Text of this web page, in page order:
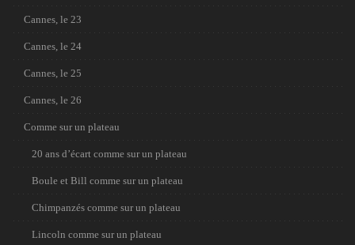
Cannes, le 23
Cannes, le 24
Cannes, le 25
Cannes, le 26
Comme sur un plateau
20 ans d’écart comme sur un plateau
Boule et Bill comme sur un plateau
Chimpanzés comme sur un plateau
Lincoln comme sur un plateau